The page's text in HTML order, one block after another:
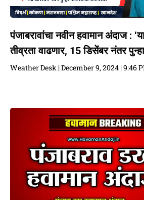
पंजाबरावांचा नवीन हवामान अंदाज :
तीव्रता वाढणार, 15 डिसेंबर नंतर
Weather Desk December 9, 2024 9:46